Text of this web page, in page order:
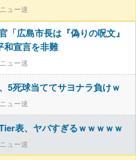
ニュー速
「広島市長は『偽りの呪文』
宣言を非難
ニュー速
5死球当ててサヨナラ負けｗ
ニュー速
表、ヤバすぎるｗｗｗｗｗ
ニュー速